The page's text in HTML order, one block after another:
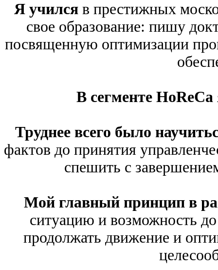
Я учился в престижных
свое образование: пишу
посвященную оптимизации
В сегменте HoReCa
Труднее всего было
фактов до принятия
спешить с
Мой главный принцип в
ситуацию и возможность
продолжать движение и